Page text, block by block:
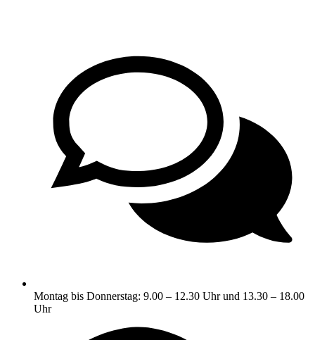
Montag bis Donnerstag: 9.00 – 12.30 Uhr und 13.30 – 18.00
Uhr